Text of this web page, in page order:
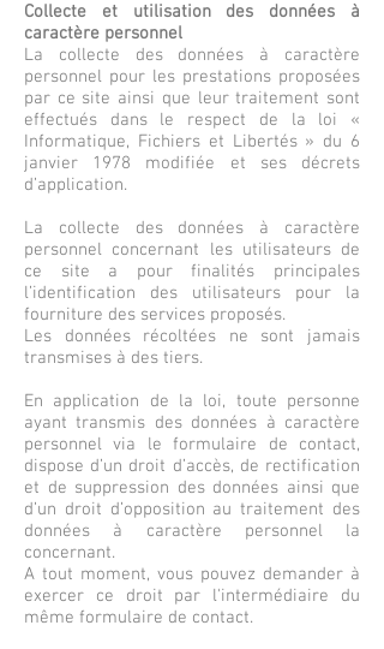
Collecte et utilisation des données à
caractère personnel
La collecte des données à caractère
personnel pour les prestations proposées
par ce site ainsi que leur traitement sont
effectués dans le respect de la loi «
Informatique, Fichiers et Libertés » du 6
janvier 1978 modifiée et ses décrets
d’application.
La collecte des données à caractère
personnel concernant les utilisateurs de
ce site a pour finalités principales
l’identification des utilisateurs pour la
fourniture des services proposés.
Les données récoltées ne sont jamais
transmises à des tiers.
En application de la loi, toute personne
ayant transmis des données à caractère
personnel via le formulaire de contact,
dispose d’un droit d’accès, de rectification
et de suppression des données ainsi que
d’un droit d’opposition au traitement des
données à caractère personnel la
concernant.
A tout moment, vous pouvez demander à
exercer ce droit par l'intermédiaire du
même formulaire de contact.